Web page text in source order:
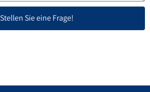
Stellen Sie eine Frage!